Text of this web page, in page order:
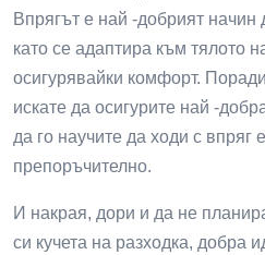
Впрягът е най -добрият начин
като се адаптира към тялото
осигурявайки комфорт.
искате да осигурите най -
да го научите да ходи с впряг
препоръчително.
И накрая, дори и да не
си кучета на разходка, добра